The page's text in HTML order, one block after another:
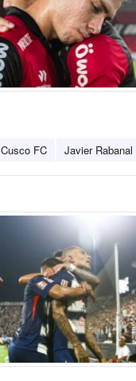
Cusco FC Javier Rabanal